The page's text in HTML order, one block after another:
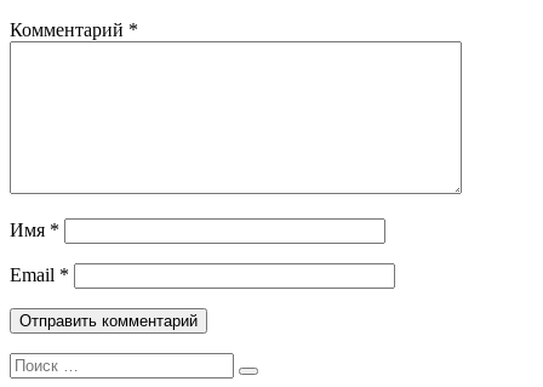
Комментарий *
Имя *
Email *
Поиск: